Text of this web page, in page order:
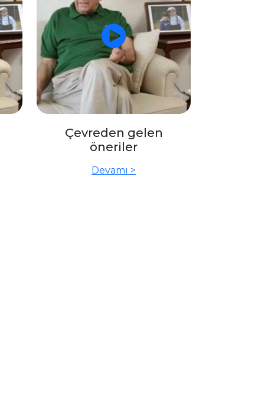
Çevreden gelen
öneriler
Devamı >